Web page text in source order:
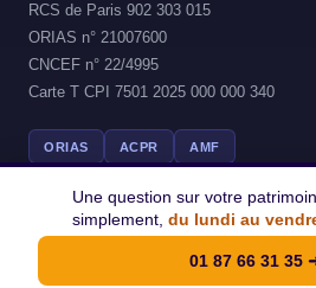
RCS de Paris 902 303 015
ORIAS n° 21007600
CNCEF n° 22/4995
Carte T CPI 7501 2025 000 000 340
ORIAS ACPR AMF
© 2026 Cleerly - Tous
Une question sur votre
simplement, du lundi au
01 87 66 31 35